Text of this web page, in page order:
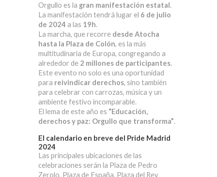
Orgullo es la gran manifestación estatal.
La manifestación tendrá lugar el 6 de julio
de 2024 a las 19h.
La marcha, que recorre desde Atocha
hasta la Plaza de Colón, es la más
multitudinaria de Europa, congregando a
alrededor de 2 millones de participantes.
Este evento no solo es una oportunidad
para reivindicar derechos, sino también
para celebrar con carrozas, música y un
ambiente festivo incomparable.
El lema de este año es “Educación,
derechos y paz: Orgullo que transforma”.
El calendario en breve del Pride Madrid
2024
Las principales ubicaciones de las
celebraciones serán la Plaza de Pedro
Zerolo, Plaza de España, Plaza del Rey